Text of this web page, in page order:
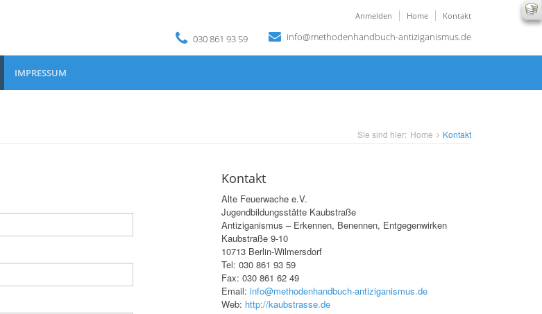
Anmelden Home Kontakt
030 861 93 59 info@methodenhandbuch-antiziganismus.de
IMPRESSUM
Sie sind hier: Home Kontakt
Kontakt
Alte Feuerwache e.V.
Jugendbildungsstätte Kaubstraße
Antiziganismus – Erkennen, Benennen, Entgegenwirken
Kaubstraße 9-10
10713 Berlin-Wilmersdorf
Tel: 030 861 93 59
Fax: 030 861 62 49
Email: info@methodenhandbuch-antiziganismus.de
Web: http://kaubstrasse.de